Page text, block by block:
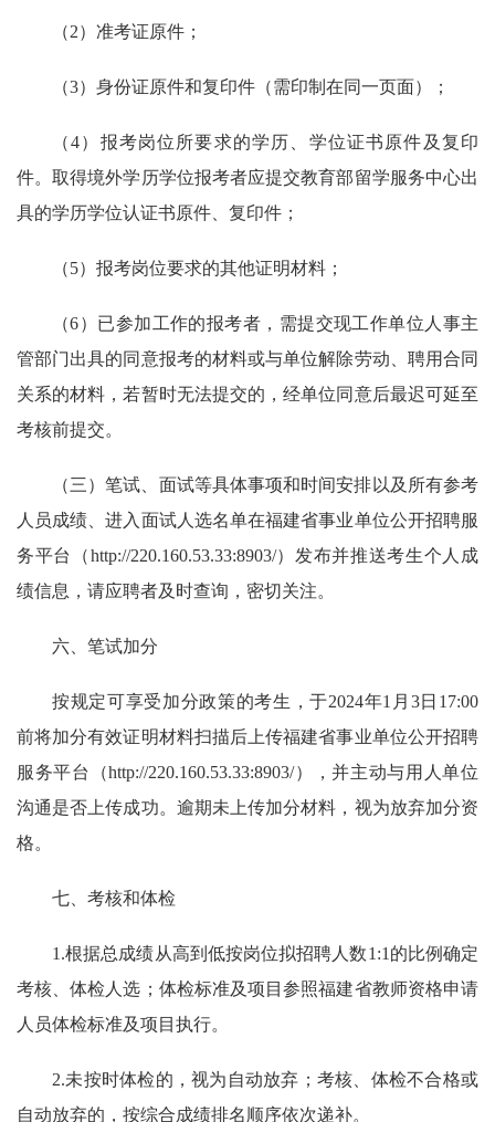
（2）准考证原件；
（3）身份证原件和复印件（需印制在同一页面）；
（4）报考岗位所要求的学历、学位证书原件及复印
件。取得境外学历学位报考者应提交教育部留学服务中心出
具的学历学位认证书原件、复印件；
（5）报考岗位要求的其他证明材料；
（6）已参加工作的报考者，需提交现工作单位人事主
管部门出具的同意报考的材料或与单位解除劳动、聘用合同
关系的材料，若暂时无法提交的，经单位同意后最迟可延至
考核前提交。
（三）笔试、面试等具体事项和时间安排以及所有参考
人员成绩、进入面试人选名单在福建省事业单位公开招聘服
务平台（http://220.160.53.33:8903/）发布并推送考生个人成
绩信息，请应聘者及时查询，密切关注。
六、笔试加分
按规定可享受加分政策的考生，于2024年1月3日17:00
前将加分有效证明材料扫描后上传福建省事业单位公开招聘
服务平台（http://220.160.53.33:8903/），并主动与用人单位
沟通是否上传成功。逾期未上传加分材料，视为放弃加分资
格。
七、考核和体检
1.根据总成绩从高到低按岗位拟招聘人数1:1的比例确定
考核、体检人选；体检标准及项目参照福建省教师资格申请
人员体检标准及项目执行。
2.未按时体检的，视为自动放弃；考核、体检不合格或
自动放弃的，按综合成绩排名顺序依次递补。